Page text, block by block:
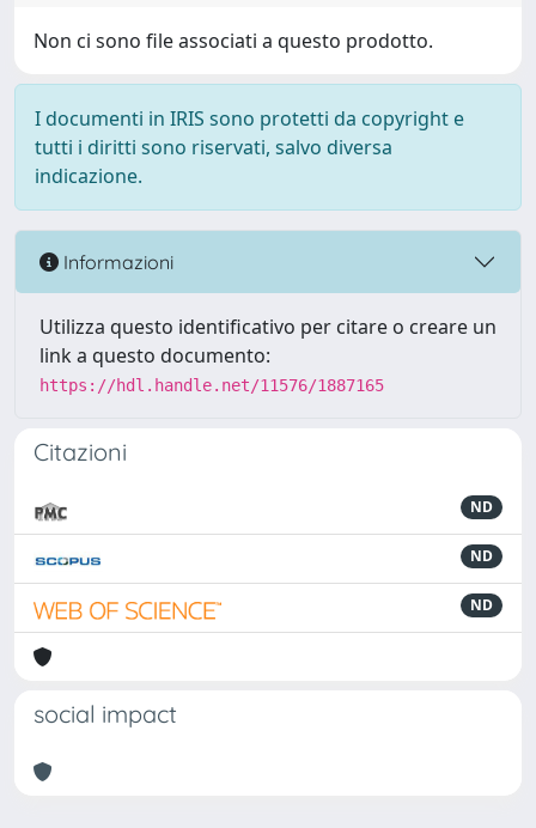
Non ci sono file associati a questo prodotto.
I documenti in IRIS sono protetti da copyright e
tutti i diritti sono riservati, salvo diversa
indicazione.
Informazioni
Utilizza questo identificativo per citare o creare un
link a questo documento:
https://hdl.handle.net/11576/1887165
Citazioni
ND
ND
ND
social impact